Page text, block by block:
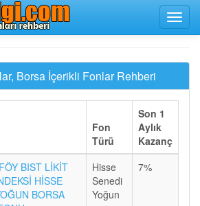
Borsa İçerikli Fonlar Rehberi
Fon
Türü
Son 1
Aylık
Kazanç
BIST LİKİT
HİSSE
BORSA
Hisse
Senedi
Yoğun
7%